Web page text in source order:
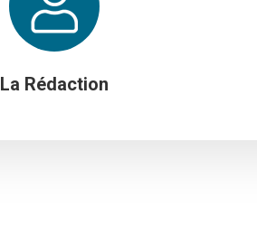
La Rédaction